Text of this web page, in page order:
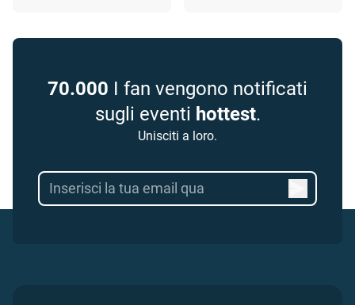
70.000 I fan vengono notificati
sugli eventi hottest.
Unisciti a loro.